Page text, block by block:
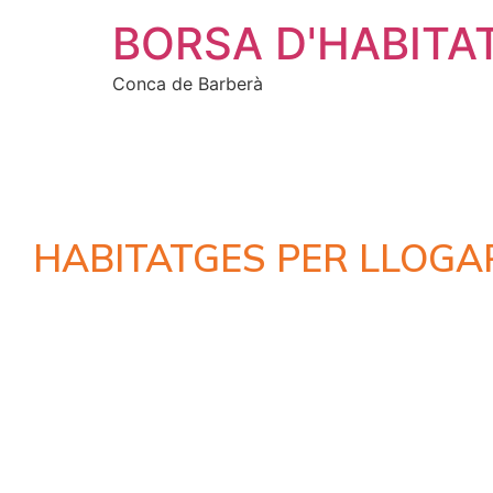
BORSA
Conca de Barberà
HABITATGES PER